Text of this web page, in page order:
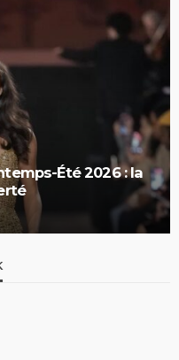
Été 2026 : la